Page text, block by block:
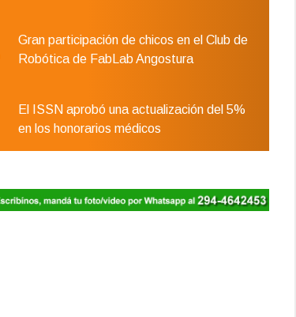
Gran participación de chicos en el Club de
Robótica de FabLab Angostura
El ISSN aprobó una actualización del 5%
en los honorarios médicos